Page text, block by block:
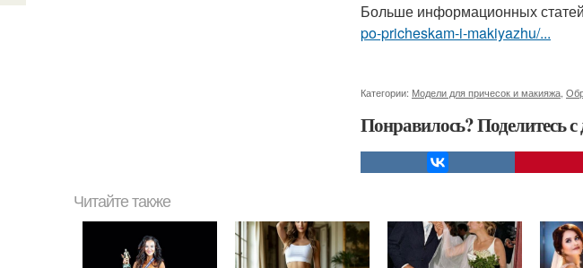
Больше информационных
po-pricheskam-i-makiyazhu/...
Категории: Модели для причесок и макияжа
Понравилось? Поделитесь
Читайте также